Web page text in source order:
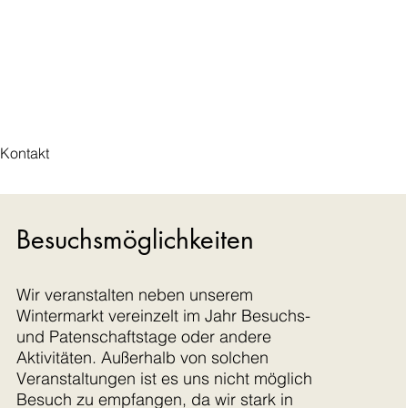
Kontakt
Besuchsmöglichkeiten
Wir veranstalten neben unserem
Wintermarkt vereinzelt im Jahr Besuchs-
und Patenschaftstage oder andere
Aktivitäten. Außerhalb von solchen
Veranstaltungen ist es uns nicht möglich
Besuch zu empfangen, da wir stark in